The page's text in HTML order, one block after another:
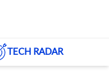
TECH RADAR